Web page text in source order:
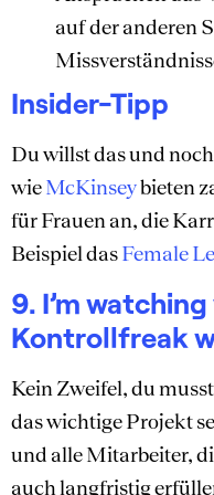
auf der anderen
Insider-Tipp
Du willst das und
wieMcKinseybieten
für Frauen an, die
Beispiel dasFemale
9. I’m
Kontrollfreak
Kein Zweifel, du
das wichtige Projekt
und alle Mitarbeiter,
auch langfristig